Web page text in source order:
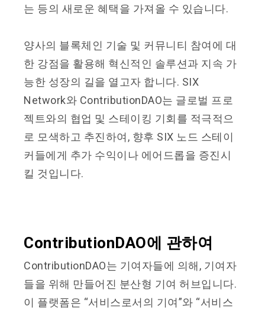
는 등의 새로운 혜택을 가져올 수 있습니다.
양사의 블록체인 기술 및 커뮤니티 참여에 대
한 강점을 활용해 혁신적인 솔루션과 지속 가
능한 성장의 길을 열고자 합니다. SIX
Network와 ContributionDAO는 글로벌 프로
젝트와의 협업 및 스테이킹 기회를 적극적으
로 모색하고 추진하여, 향후 SIX 노드 스테이
커들에게 추가 수익이나 에어드롭을 증진시
킬 것입니다.
ContributionDAO에 관하여
ContributionDAO는 기여자들에 의해, 기여자
들을 위해 만들어진 분산형 기여 허브입니다.
이 플랫폼은 “서비스로서의 기여”와 “서비스